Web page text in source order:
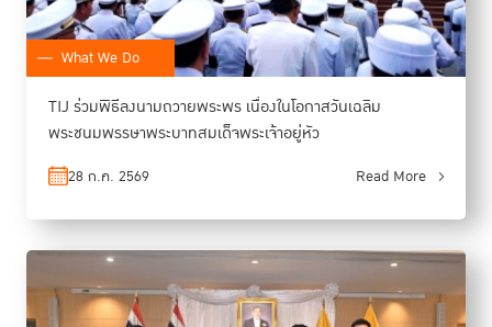
What We Do
TIJ ร่วมพิธีลงนามถวายพระพร เนื่องในโอกาสวันเฉลิม
พระชนมพรรษาพระบาทสมเด็จพระเจ้าอยู่หัว
28 ก.ค. 2569 Read More